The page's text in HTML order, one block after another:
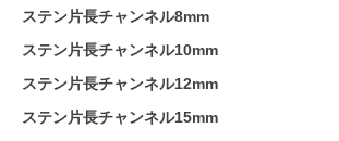
ステン片長チャンネル8mm
ステン片長チャンネル10mm
ステン片長チャンネル12mm
ステン片長チャンネル15mm